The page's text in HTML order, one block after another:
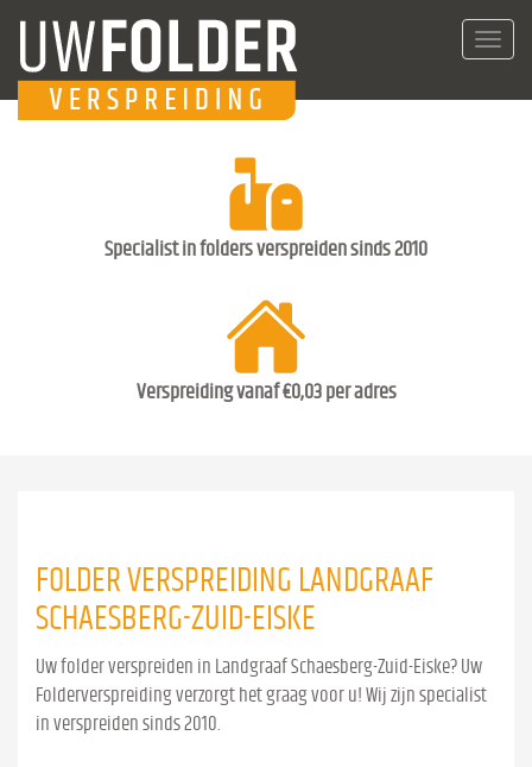
Specialist in folders verspreiden sinds 2010
Verspreiding vanaf €0,03 per adres
FOLDER VERSPREIDING LANDGRAAF
SCHAESBERG-ZUID-EISKE
Uw folder verspreiden in Landgraaf Schaesberg-Zuid-Eiske? Uw
Folderverspreiding verzorgt het graag voor u! Wij zijn specialist
in verspreiden sinds 2010.